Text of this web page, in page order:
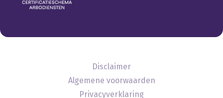
Disclaimer
Algemene voorwaarden
Privacyverklaring